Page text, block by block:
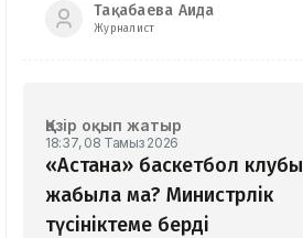
Тақабаева Аида
Журналист
Қазір оқып жатыр
18:37, 08 Тамыз 2026
«Астана» баскетбол клубы
жабыла ма? Министрлік
түсініктеме берді